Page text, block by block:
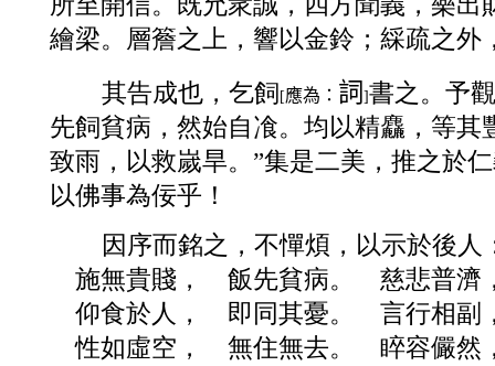
繪梁。層簷之上，響以金鈴；綵疏之外
其告成也，乞飼 [應為： 詞]書之。予
先飼貧病，然始自飡。均以精麤，等其
致雨，以救嵗旱。”集是二美，推之於
以佛事為佞乎！
因序而銘之，不憚煩，以示於後人
施無貴賤， 飯先貧病。 慈悲普濟
仰食於人， 即同其憂。 言行相副
性如虛空， 無住無去。 睟容儼然